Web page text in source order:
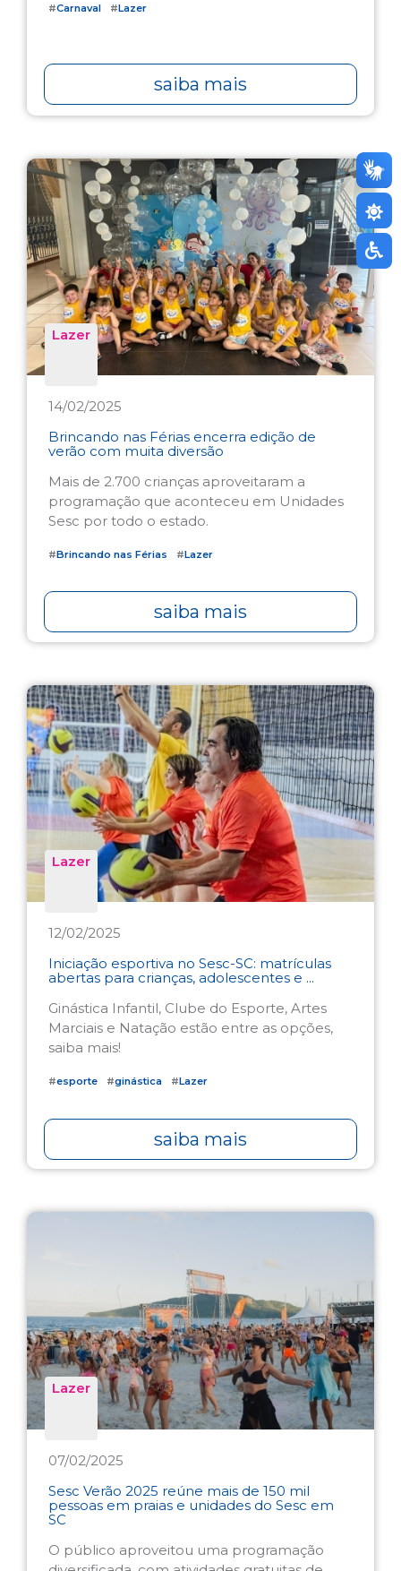
#Carnaval #Lazer
saiba mais
Lazer
14/02/2025
Brincando nas Férias encerra edição de
verão com muita diversão
Mais de 2.700 crianças aproveitaram a
programação que aconteceu em Unidades
Sesc por todo o estado.
#Brincando nas Férias #Lazer
saiba mais
Lazer
12/02/2025
Iniciação esportiva no Sesc-SC: matrículas
abertas para crianças, adolescentes e ...
Ginástica Infantil, Clube do Esporte, Artes
Marciais e Natação estão entre as opções,
saiba mais!
#esporte #ginástica #Lazer
saiba mais
Lazer
07/02/2025
Sesc Verão 2025 reúne mais de 150 mil
pessoas em praias e unidades do Sesc em
SC
O público aproveitou uma programação